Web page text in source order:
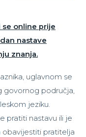
online prije
nastave
znanja.
uglavnom se
govornog područja,
jeziku.
pratiti nastavu ili je
pratitelja